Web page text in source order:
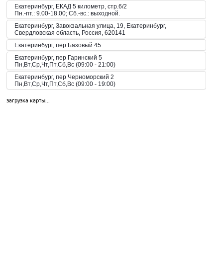
Екатеринбург, ЕКАД 5 километр, стр.6/2
Пн.-пт.: 9.00-18.00; Сб.-вс.: выходной.
Екатеринбург, Завокзальная улица, 19, Екатеринбург,
Свердловская область, Россия, 620141
Екатеринбург, пер Базовый 45
Екатеринбург, пер Гаринский 5
Пн,Вт,Ср,Чт,Пт,Сб,Вс (09:00 - 21:00)
Екатеринбург, пер Черноморский 2
Пн,Вт,Ср,Чт,Пт,Сб,Вс (09:00 - 19:00)
Пн-Вс 10:00-20:00
загрузка карты...